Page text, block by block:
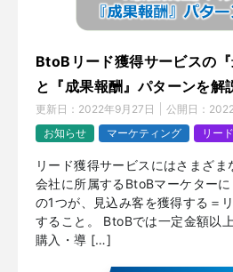
BtoBリード獲得サービスの
と『成果報酬』パターンを解
更新日： 2022年9月27日 公開日：
お知らせ
マーケティング リー
リード獲得サービスにはさまざ
会社に所属するBtoBマーケター
の1つが、見込み客を獲得する＝
すること。 BtoBでは一定金額以
購入・導 […]